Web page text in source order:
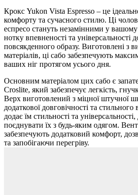
Крокс Yukon Vista Espresso – це
комфорту та сучасного стилю. Ці
еспресо стануть незамінними у
нотку впевненості та універсальності
повсякденного образу. Виготовлені з
матеріалів, ці сабо забезпечують
ваших ніг протягом усього дня.
Основним матеріалом цих сабо є
Croslite, який забезпечує легкість,
Верх виготовлений з міцної штучної
додаткової довговічності та стильного
додає їм стильності та
поєднувати їх з будь-яким одягом.
забезпечують додатковий комфорт,
та запобігаючи перегріву.